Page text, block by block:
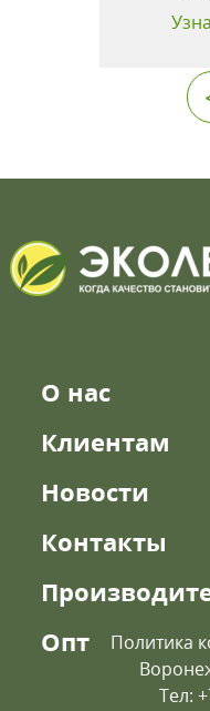
О нас
Клиентам
Новости
Контакты
Опт
Политика
Тел: